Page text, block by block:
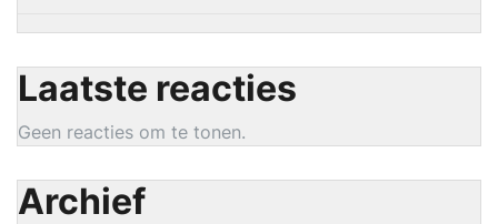
Laatste reacties
Geen reacties om te tonen.
Archief